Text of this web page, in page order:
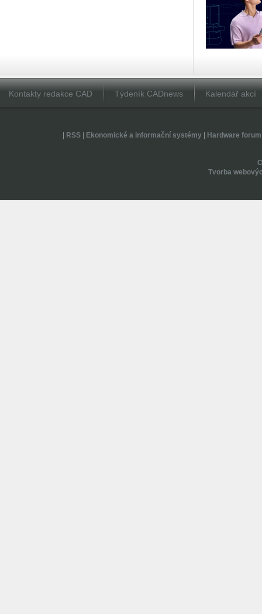
Kontakty redakce CAD Týdeník CADnews Kalendář akcí
RSS| Ekonomické a informační systémy| Hardware forum
Tvorba